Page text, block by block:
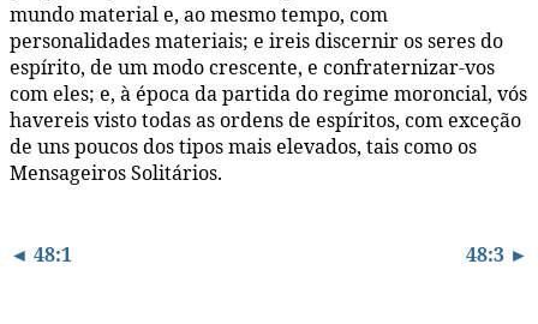
mundo material e, ao mesmo tempo, com
personalidades materiais; e ireis discernir os seres do
espírito, de um modo crescente, e confraternizar-vos
com eles; e, à época da partida do regime moroncial, vós
havereis visto todas as ordens de espíritos, com exceção
de uns poucos dos tipos mais elevados, tais como os
Mensageiros Solitários.
◄ 48:1 48:3 ►